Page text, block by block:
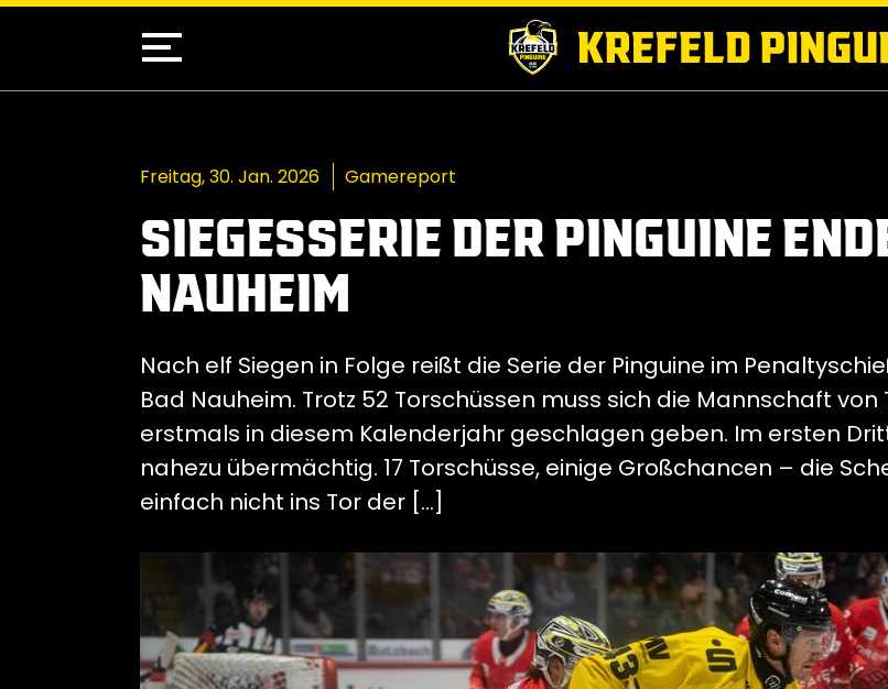
Freitag, 30. Jan. 2026 Gamereport
SIEGESSERIE DER PINGUINE
NAUHEIM
Nach elf Siegen in Folge reißt die Serie der Pinguine im
Bad Nauheim. Trotz 52 Torschüssen muss sich die Mannschaft von
erstmals in diesem Kalenderjahr geschlagen geben. Im ersten
nahezu übermächtig. 17 Torschüsse, einige Großchancen – die
einfach nicht ins Tor der […]